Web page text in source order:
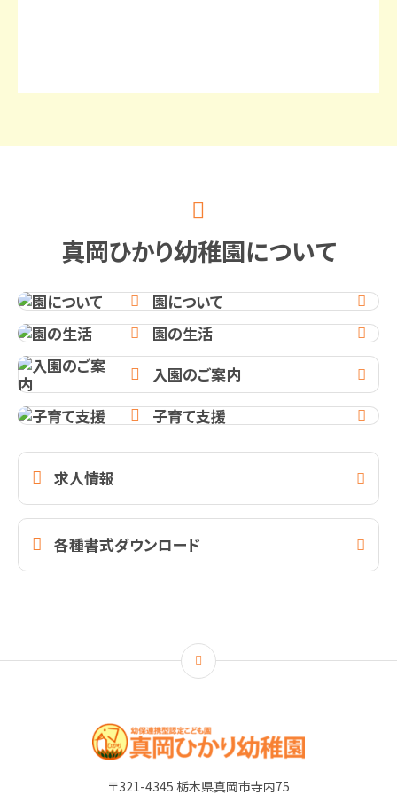
真岡ひかり幼稚園について
園について
園の生活
入園のご案内
子育て支援
求人情報
各種書式ダウンロード
〒321-4345 栃木県真岡市寺内75